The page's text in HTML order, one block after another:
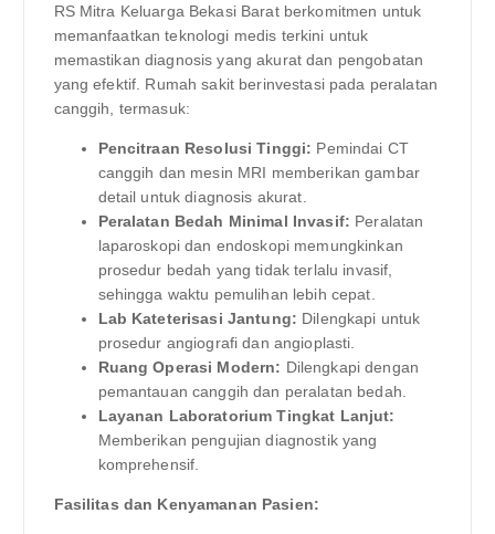
RS Mitra Keluarga Bekasi Barat berkomitmen untuk
memanfaatkan teknologi medis terkini untuk
memastikan diagnosis yang akurat dan pengobatan
yang efektif. Rumah sakit berinvestasi pada peralatan
canggih, termasuk:
Pencitraan Resolusi Tinggi: Pemindai CT
canggih dan mesin MRI memberikan gambar
detail untuk diagnosis akurat.
Peralatan Bedah Minimal Invasif: Peralatan
laparoskopi dan endoskopi memungkinkan
prosedur bedah yang tidak terlalu invasif,
sehingga waktu pemulihan lebih cepat.
Lab Kateterisasi Jantung: Dilengkapi untuk
prosedur angiografi dan angioplasti.
Ruang Operasi Modern: Dilengkapi dengan
pemantauan canggih dan peralatan bedah.
Layanan Laboratorium Tingkat Lanjut:
Memberikan pengujian diagnostik yang
komprehensif.
Fasilitas dan Kenyamanan Pasien: